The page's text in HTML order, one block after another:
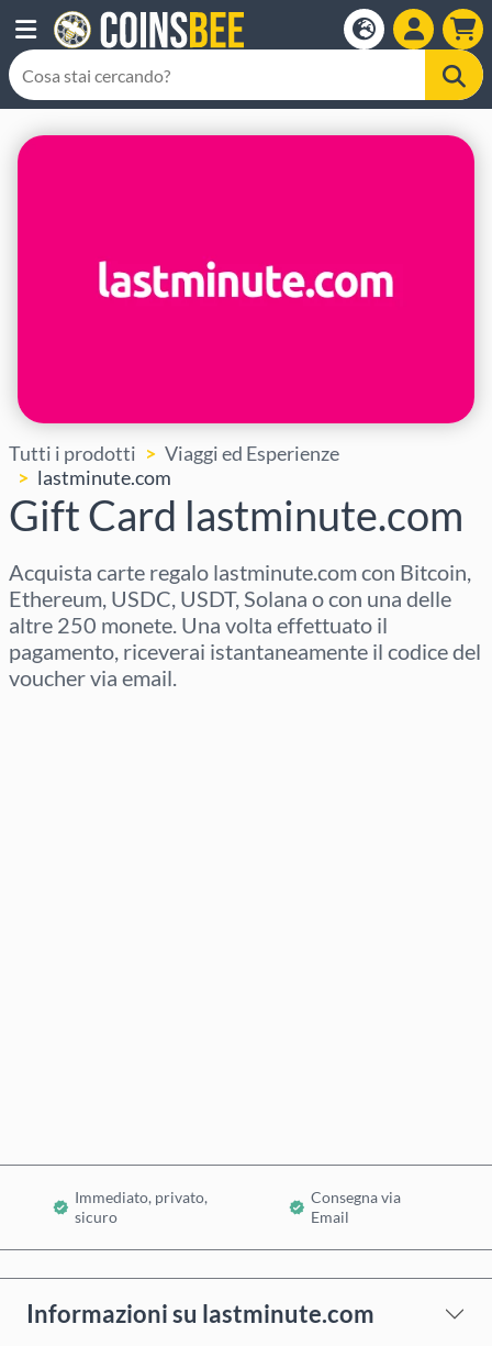
Tutti i prodotti
Viaggi ed Esperienze
lastminute.com
Gift Card lastminute.com
Acquista carte regalo lastminute.com con Bitcoin,
Ethereum, USDC, USDT, Solana o con una delle
altre 250 monete. Una volta effettuato il
pagamento, riceverai istantaneamente il codice del
voucher via email.
Immediato, privato,
sicuro
Consegna via
Email
Informazioni su lastminute.com